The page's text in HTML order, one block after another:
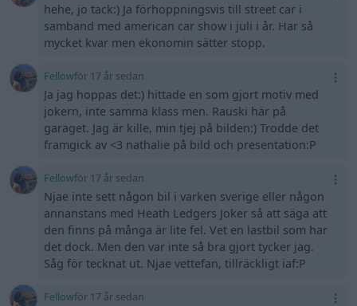
hehe, jo tack:) Ja förhoppningsvis till street car i
samband med american car show i juli i år. Har så
mycket kvar men ekonomin sätter stopp.
Fellowför 17 år sedan
Ja jag hoppas det:) hittade en som gjort motiv med
jokern, inte samma klass men. Rauski här på
garaget. Jag är kille, min tjej på bilden:) Trodde det
framgick av <3 nathalie på bild och presentation:P
Fellowför 17 år sedan
Njae inte sett någon bil i varken sverige eller någon
annanstans med Heath Ledgers Joker så att säga att
den finns på många är lite fel. Vet en lastbil som har
det dock. Men den var inte så bra gjort tycker jag.
Såg för tecknat ut. Njae vettefan, tillräckligt iaf:P
Fellowför 17 år sedan